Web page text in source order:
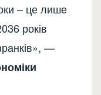
– це лише
років
—